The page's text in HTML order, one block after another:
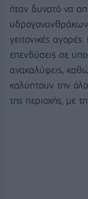
ήταν δυνατό να
υδρογονανθράκων
γειτονικές
επενδύσεις σε
ανακαλύψεις,
καλύπτουν την
της περιοχής, με